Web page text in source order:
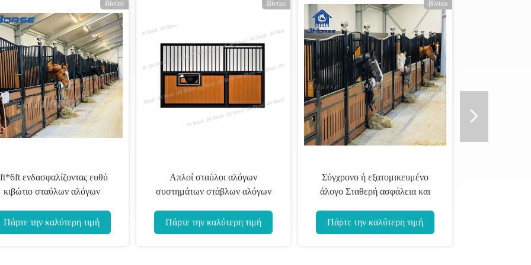
Βίντεο
εγκατάσταση Εγχειρίδιο
υψηλής αντοχής φορητό άλογο
προσαρμοσμένο
Πάρτε την καλύτερη τιμή
Βίντεο
Εύκολο εγχειρίδιο εγκατάστασης
Πάρτε την καλύτερη τιμή
Βίντεο
Χαμηλή συντήρηση Φορητό
άλογο Σταθερή υψηλή αντοχή
Προσαρμόσιμος
Πάρτε την καλύτερη τιμή